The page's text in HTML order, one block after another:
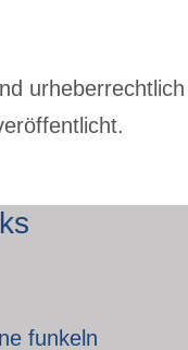
funkeln